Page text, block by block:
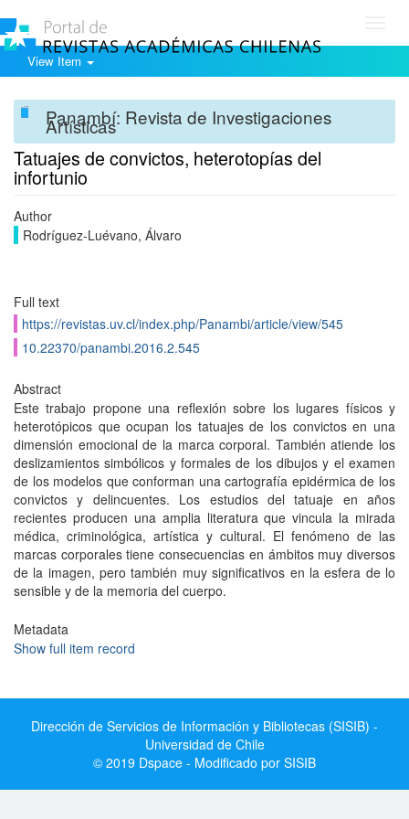
View Item
Panambí: Revista de Investigaciones
Artísticas
Tatuajes de convictos, heterotopías del
infortunio
Author
Rodríguez-Luévano, Álvaro
Full text
https://revistas.uv.cl/index.php/Panambi/article/view/545
10.22370/panambi.2016.2.545
Abstract
Este trabajo propone una reflexión sobre los lugares físicos y
heterotópicos que ocupan los tatuajes de los convictos en una
dimensión emocional de la marca corporal. También atiende los
deslizamientos simbólicos y formales de los dibujos y el examen
de los modelos que conforman una cartografía epidérmica de los
convictos y delincuentes. Los estudios del tatuaje en años
recientes producen una amplia literatura que vincula la mirada
médica, criminológica, artística y cultural. El fenómeno de las
marcas corporales tiene consecuencias en ámbitos muy diversos
de la imagen, pero también muy significativos en la esfera de lo
sensible y de la memoria del cuerpo.
Metadata
Show full item record
Dirección de Servicios de Información y Bibliotecas (SISIB) -
Universidad de Chile
© 2019 Dspace - Modificado por SISIB